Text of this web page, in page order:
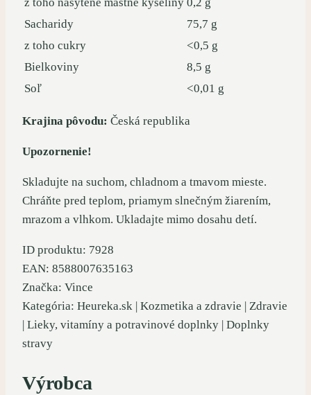
Sacharidy
75,7 g
z toho cukry
<0,5 g
Bielkoviny
8,5 g
Soľ
<0,01 g
Krajina pôvodu: Česká republika
Upozornenie!
Skladujte na suchom, chladnom a tmavom mieste.
Chráňte pred teplom, priamym slnečným žiarením,
mrazom a vlhkom. Ukladajte mimo dosahu detí.
ID produktu: 7928
EAN: 8588007635163
Značka: Vince
Kategória: Heureka.sk | Kozmetika a zdravie | Zdravie
| Lieky, vitamíny a potravinové doplnky | Doplnky
stravy
Výrobca